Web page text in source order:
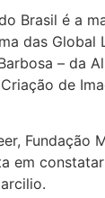
Brasil é a
das
– da
de
Fundação